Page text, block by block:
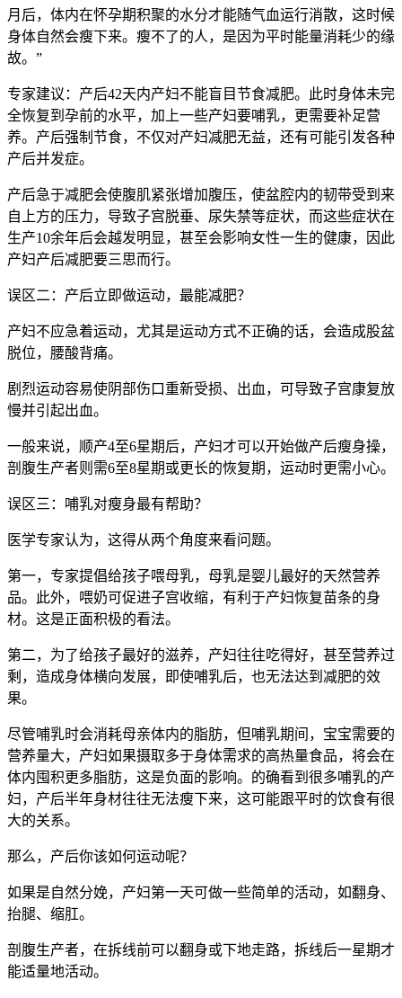
月后，体内在怀孕期积聚的水分才能随气血运行消散，这时候
身体自然会瘦下来。瘦不了的人，是因为平时能量消耗少的缘
故。”
专家建议：产后42天内产妇不能盲目节食减肥。此时身体未完
全恢复到孕前的水平，加上一些产妇要哺乳，更需要补足营
养。产后强制节食，不仅对产妇减肥无益，还有可能引发各种
产后并发症。
产后急于减肥会使腹肌紧张增加腹压，使盆腔内的韧带受到来
自上方的压力，导致子宫脱垂、尿失禁等症状，而这些症状在
生产10余年后会越发明显，甚至会影响女性一生的健康，因此
产妇产后减肥要三思而行。
误区二：产后立即做运动，最能减肥？
产妇不应急着运动，尤其是运动方式不正确的话，会造成股盆
脱位，腰酸背痛。
剧烈运动容易使阴部伤口重新受损、出血，可导致子宫康复放
慢并引起出血。
一般来说，顺产4至6星期后，产妇才可以开始做产后瘦身操，
剖腹生产者则需6至8星期或更长的恢复期，运动时更需小心。
误区三：哺乳对瘦身最有帮助？
医学专家认为，这得从两个角度来看问题。
第一，专家提倡给孩子喂母乳，母乳是婴儿最好的天然营养
品。此外，喂奶可促进子宫收缩，有利于产妇恢复苗条的身
材。这是正面积极的看法。
第二，为了给孩子最好的滋养，产妇往往吃得好，甚至营养过
剩，造成身体横向发展，即使哺乳后，也无法达到减肥的效
果。
尽管哺乳时会消耗母亲体内的脂肪，但哺乳期间，宝宝需要的
营养量大，产妇如果摄取多于身体需求的高热量食品，将会在
体内囤积更多脂肪，这是负面的影响。的确看到很多哺乳的产
妇，产后半年身材往往无法瘦下来，这可能跟平时的饮食有很
大的关系。
那么，产后你该如何运动呢？
如果是自然分娩，产妇第一天可做一些简单的活动，如翻身、
抬腿、缩肛。
剖腹生产者，在拆线前可以翻身或下地走路，拆线后一星期才
能适量地活动。